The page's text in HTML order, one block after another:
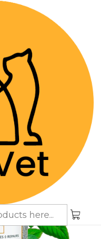
sobre
hasta Los
Dermatológicos